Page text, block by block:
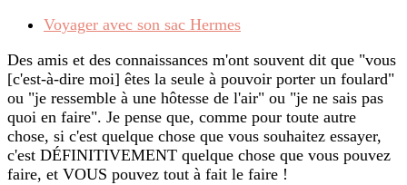
Voyager avec son sac Hermes
Des amis et des connaissances m'ont souvent dit que "vous
[c'est-à-dire moi] êtes la seule à pouvoir porter un foulard"
ou "je ressemble à une hôtesse de l'air" ou "je ne sais pas
quoi en faire". Je pense que, comme pour toute autre
chose, si c'est quelque chose que vous souhaitez essayer,
c'est DÉFINITIVEMENT quelque chose que vous pouvez
faire, et VOUS pouvez tout à fait le faire !